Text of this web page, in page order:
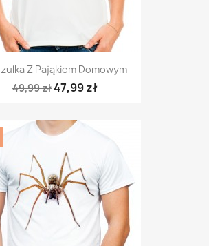
Z Pająkiem Domowym
49,99 zł47,99 zł